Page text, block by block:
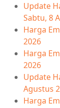
Update
Sabtu, 8
Harga
2026
Harga
2026
Update
Agustus
Harga